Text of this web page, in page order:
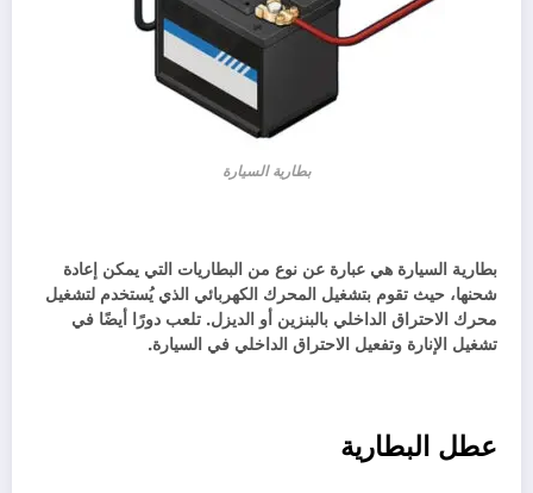
بطارية السيارة
بطارية السيارة هي عبارة عن نوع من البطاريات التي يمكن إعادة
شحنها، حيث تقوم بتشغيل المحرك الكهربائي الذي يُستخدم لتشغيل
محرك الاحتراق الداخلي بالبنزين أو الديزل. تلعب دورًا أيضًا في
تشغيل الإنارة وتفعيل الاحتراق الداخلي في السيارة.
عطل البطارية